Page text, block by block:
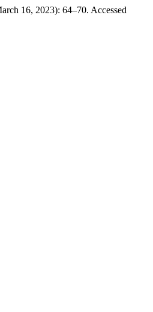
16, 2023): 64–70. Accessed